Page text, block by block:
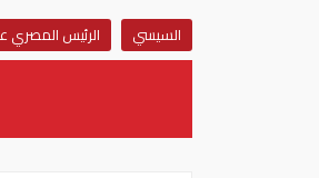
السيسي الرئيس المصري